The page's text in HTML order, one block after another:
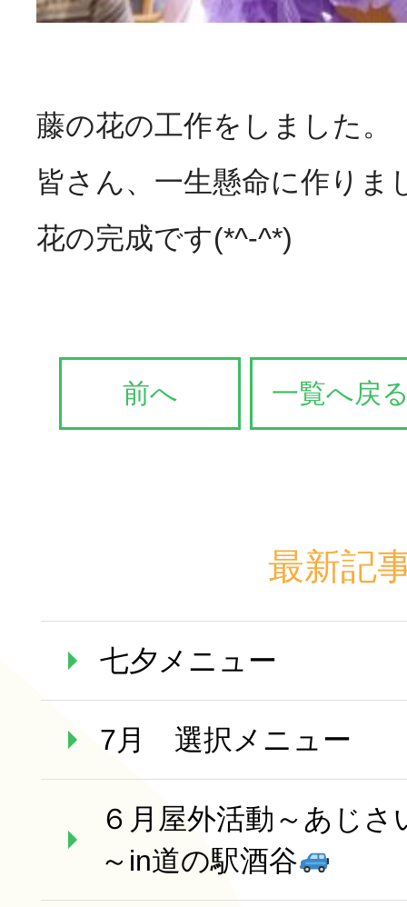
藤の花の工作をしました。
皆さん、一生懸命に作りま
花の完成です(*^-^*)
前へ 一覧へ戻
最新記
七夕メニュー
7月 選択メニュー
６月屋外活動～あじ
～in道の駅酒谷